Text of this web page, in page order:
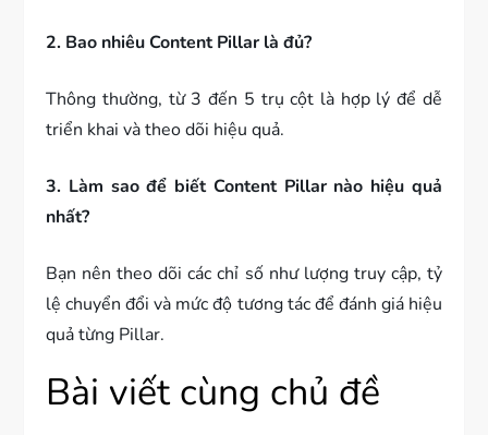
2. Bao nhiêu Content Pillar là đủ?
Thông thường, từ 3 đến 5 trụ cột là hợp lý để dễ
triển khai và theo dõi hiệu quả.
3. Làm sao để biết Content Pillar nào hiệu quả
nhất?
Bạn nên theo dõi các chỉ số như lượng truy cập, tỷ
lệ chuyển đổi và mức độ tương tác để đánh giá hiệu
quả từng Pillar.
Bài viết cùng chủ đề